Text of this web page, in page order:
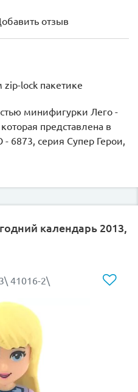
отзыв
zip-lock пакетике
минифигурки Лего -
которая представлена в
6873, серия Супер Герои,
календарь 2013,
41016-2\